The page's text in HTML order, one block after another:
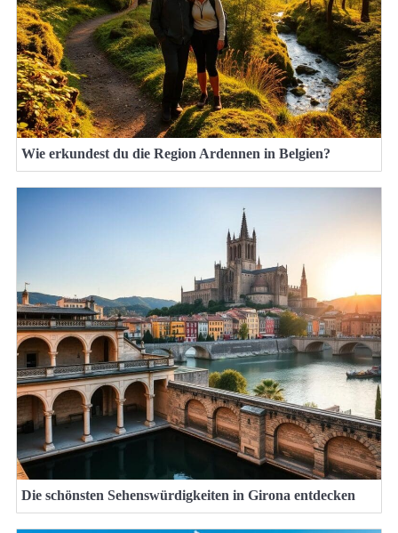
Wie erkundest du die Region Ardennen in Belgien?
Die schönsten Sehenswürdigkeiten in Girona entdecken